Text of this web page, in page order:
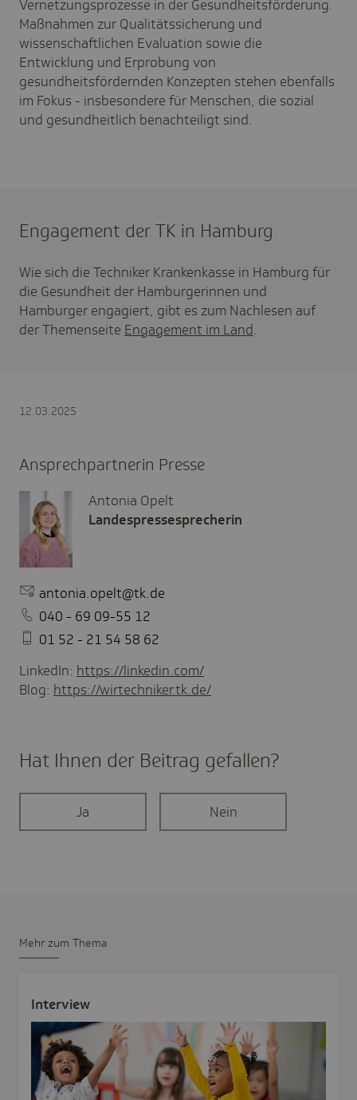
Vernetzungsprozesse in der Gesundheitsförderung.
Maßnahmen zur Qualitätssicherung und
wissenschaftlichen Evaluation sowie die
Entwicklung und Erprobung von
gesundheitsfördernden Konzepten stehen ebenfalls
im Fokus - insbesondere für Menschen, die sozial
und gesundheitlich benachteiligt sind.
Engagement der TK in Hamburg
Wie sich die Techniker Krankenkasse in Hamburg für
die Gesundheit der Hamburgerinnen und
Hamburger engagiert, gibt es zum Nachlesen auf
der Themenseite Engagement im Land.
12.03.2025
Ansprechpartnerin Presse
Antonia Opelt
Landespressesprecherin
antonia.opelt@tk.de
040 - 69 09-55 12
01 52 - 21 54 58 62
LinkedIn: https://linkedin.com/
Blog: https://wirtechniker.tk.de/
Hat Ihnen der Beitrag gefal­len?
Ja Nein
Mehr zum Thema
Inter­view